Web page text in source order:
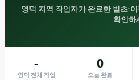
영덕 지역 작업자가 완료한 벌초·
확인하
-
영덕 전체 작업
0
오늘 완료